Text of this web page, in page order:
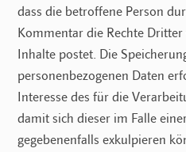
dass die betroffene Person
Kommentar die Rechte
Inhalte postet. Die
personenbezogenen Daten
Interesse des für die
damit sich dieser im Falle
gegebenenfalls exkulpieren